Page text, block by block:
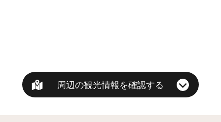
周辺の観光情報を確認する